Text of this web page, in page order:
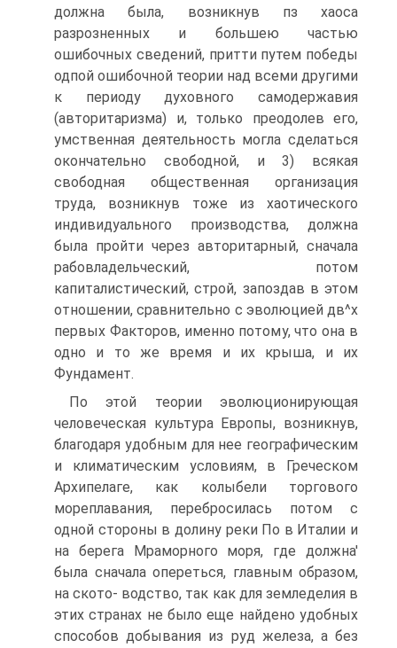
должна была, возникнув пз хаоса
разрозненных и большею частью
ошибочных сведений, притти путем победы
одпой ошибочной теории над всеми другими
к периоду духовного самодержавия
(авторитаризма) и, только преодолев его,
умственная деятельность могла сделаться
окончательно свободной, и 3) всякая
свободная общественная организация
труда, возникнув тоже из хаотического
индивидуального производства, должна
была пройти через авторитарный, сначала
рабовладельческий, потом
капиталистический, строй, запоздав в этом
отношении, сравнительно с эволюцией дв^х
первых Факторов, именно потому, что она в
одно и то же время и их крыша, и их
Фундамент.
По этой теории эволюционирующая
человеческая культура Европы, возникнув,
благодаря удобным для нее географическим
и климатическим условиям, в Греческом
Архипелаге, как колыбели торгового
мореплавания, перебросилась потом с
одной стороны в долину реки По в Италии и
на берега Мраморного моря, где должна'
была сначала опереться, главным образом,
на ското- водство, так как для земледелия в
этих странах не было еще найдено удобных
способов добывания из руд железа, а без